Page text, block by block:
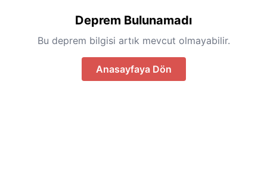
Deprem Bulunamadı
Bu deprem bilgisi artık mevcut olmayabilir.
Anasayfaya Dön